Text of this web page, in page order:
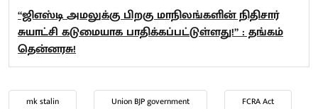
“ஜிஎஸ்டி அமலுக்கு பிறகு மாநிலங்களின் நிதிசார்
சுயாட்சி கடுமையாக பாதிக்கப்பட்டுள்ளது!” : தங்கம்
தென்னரசு!
mk stalin Union BJP government FCRA Act